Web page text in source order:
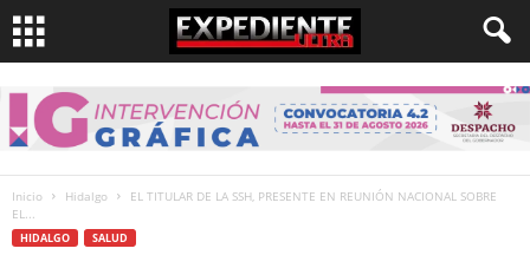
Inicio Hidalgo
EL TITULAR DE LA SSH, PRESENTE EN REUNIÓN NACIONAL SOBRE
EL...
HIDALGO SALUD